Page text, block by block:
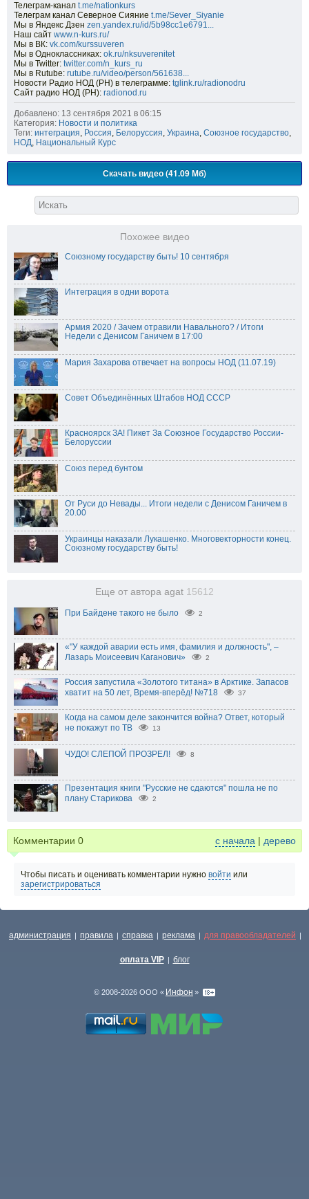
Телеграм-канал t.me/nationkurs
Телеграм канал Северное Сияние t.me/Sever_Siyanie
Мы в Яндекс Дзен zen.yandex.ru/id/5b98cc1e6791...
Наш сайт www.n-kurs.ru/
Мы в ВК: vk.com/kurssuveren
Мы в Одноклассниках: ok.ru/nksuverenitet
Мы в Twitter: twitter.com/n_kurs_ru
Мы в Rutube: rutube.ru/video/person/561638...
Новости Радио НОД (РН) в телеграмме: tglink.ru/radionodru
Сайт радио НОД (РН): radionod.ru
Добавлено: 13 сентября 2021 в 06:15
Категория: Новости и политика
Теги: интеграция, Россия, Белоруссия, Украина, Союзное государство,
НОД, Национальный Курс
Скачать видео (41.09 Мб)
Похожее видео
Союзному государству быть! 10 сентября
Интеграция в одни ворота
Армия 2020 / Зачем отравили Навального? / Итоги
Недели с Денисом Ганичем в 17:00
Мария Захарова отвечает на вопросы НОД (11.07.19)
Совет Объединённых Штабов НОД СССР
Красноярск ЗА! Пикет За Союзное Государство России-
Белоруссии
Союз перед бунтом
От Руси до Невады... Итоги недели с Денисом Ганичем в
20.00
Украинцы наказали Лукашенко. Многовекторности конец.
Союзному государству быть!
Еще от автора agat 15612
При Байдене такого не было 2
«"У каждой аварии есть имя, фамилия и должность", –
Лазарь Моисеевич Каганович»
2
Россия запустила «Золотого титана» в Арктике. Запасов
хватит на 50 лет, Время-вперёд! №718
37
Когда на самом деле закончится война? Ответ, который
не покажут по ТВ
13
ЧУДО! СЛЕПОЙ ПРОЗРЕЛ! 8
Презентация книги "Русские не сдаются" пошла не по
плану Старикова
2
Комментарии 0 с начала | дерево
Чтобы писать и оценивать комментарии нужно войти или
зарегистрироваться
администрация | правила | справка | реклама | для правообладателей |
оплата VIP | блог
© 2008-2026 ООО « Инфон »